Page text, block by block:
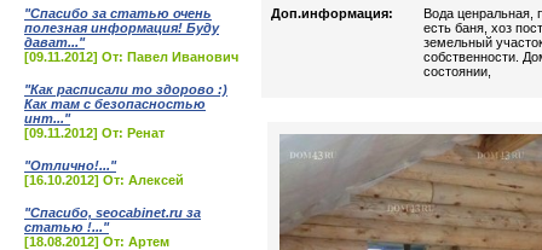
"Спасибо за статью очень
полезная информация! Буду
дават..."
[09.11.2012] От: Павел Иванович
"Как расписали то здорово :)
Как там с безопасностью
инт..."
[09.11.2012] От: Ренат
"Отлично!..."
[16.10.2012] От: Алексей
"Спасибо, seocabinet.ru за
статью !..."
[18.08.2012] От: Артем
Доп.информация:
Вода ценральная,
есть баня, хоз
земельный
собственности.
состоянии,